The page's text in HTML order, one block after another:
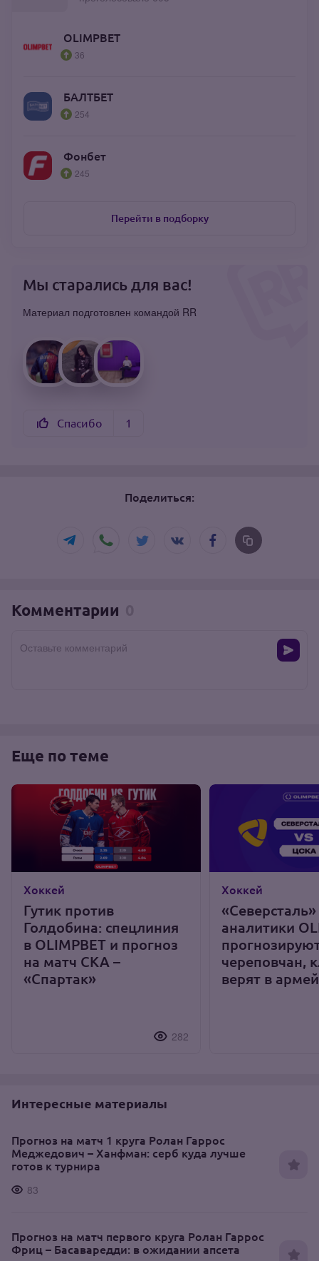
OLIMPBET
36
БАЛТБЕТ
254
Фонбет
245
Перейти в подборку
Мы старались для вас!
Материал подготовлен командой RR
Спасибо 1
Поделиться:
Комментарии
Оставьте комментарий
Еще по теме
Хоккей
Гутик против
Голдобина: спецлиния
в OLIMPBET и прогноз
на матч СКА –
«Спартак»
282
Хоккей
аналитики
череповчан,
верят в
Интересные материалы
Прогноз на матч 1 круга Ролан Гаррос
Меджедович – Ханфман: серб куда лучше
готов к турнира
83
Прогноз на матч первого круга Ролан Гаррос
Фриц – Басаваредди: в ожидании апсета